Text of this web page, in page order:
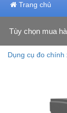
Trang chủ
Tùy chọn mua
Hãng sản xuất
2 triệu - 5 triệu
Dụng cụ đo chính